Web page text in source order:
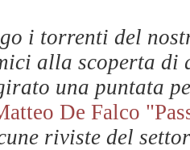
i torrenti del
alla scoperta di
una puntata
De Falco
riviste del